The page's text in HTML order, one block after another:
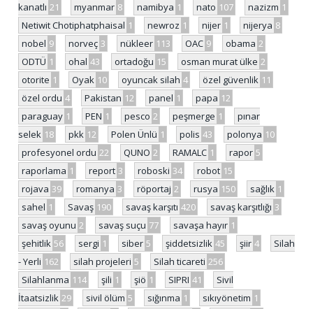
kanatlı 21 myanmar 8 namibya 1 nato 107 nazizm 1
Netiwit Chotiphatphaisal 1 newroz 1 nijer 1 nijerya 8
nobel 9 norveç 3 nükleer 113 OAC 9 obama 2
ODTÜ 1 ohal 43 ortadoğu 15 osman murat ülke 2
otorite 1 Oyak 10 oyuncak silah 4 özel güvenlik 11
özel ordu 4 Pakistan 12 panel 1 papa 12
paraguay 1 PEN 1 pesco 2 peşmerge 1
pınar
selek 18 pkk 12 Polen Ünlü 1 polis 43 polonya 10
profesyonel ordu 22 QUNO 2 RAMALC 1 rapor 5
raporlama 1 report 3 roboski 34 robot 15
rojava 39 romanya 3 röportaj 2 rusya 150 sağlık 1
sahel 1 Savaş 190 savaş karşıtı 420 savaş karşıtlığı 3
savaş oyunu 2 savaş suçu 77 savaşa hayır 1
şehitlik 56 sergi 1 siber 5 şiddetsizlik 45 şiir 4
Silah
- Yerli 162 silah projeleri 5 Silah ticareti 256
Silahlanma 114 şili 1 şiö 1 SIPRI 41
Sivil
İtaatsizlik 29 sivil ölüm 5 sığınma 1 sıkıyönetim 1